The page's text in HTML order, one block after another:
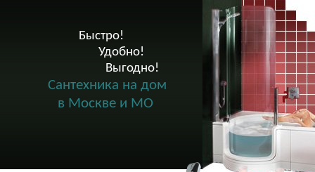
Быстро!
              Удобно!
                      Выгодно!
Сантехника на дом
в Москве и МО